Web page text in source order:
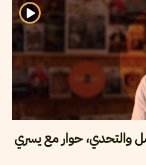
والتحدي، حوار مع يسري